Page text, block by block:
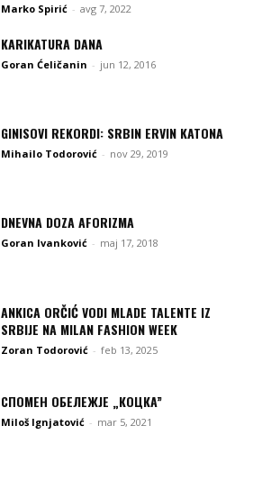
Marko Spirić - avg 7, 2022
KARIKATURA DANA
Goran Ćeličanin - jun 12, 2016
GINISOVI REKORDI: SRBIN ERVIN KATONA
Mihailo Todorović - nov 29, 2019
DNEVNA DOZA AFORIZMA
Goran Ivanković - maj 17, 2018
ANKICA ORČIĆ VODI MLADE TALENTE IZ
SRBIJE NA MILAN FASHION WEEK
Zoran Todorović - feb 13, 2025
СПОМЕН ОБЕЛЕЖЈЕ „КОЦКA”
Miloš Ignjatović - mar 5, 2021